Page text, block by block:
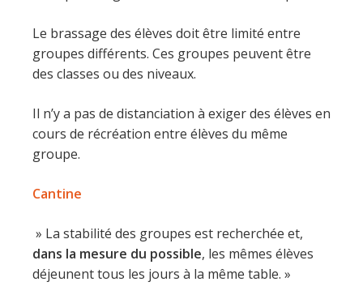
Le brassage des élèves doit être limité entre
groupes différents. Ces groupes peuvent être
des classes ou des niveaux.
Il n’y a pas de distanciation à exiger des élèves en
cours de récréation entre élèves du même
groupe.
Cantine
» La stabilité des groupes est recherchée et,
dans la mesure du possible, les mêmes élèves
déjeunent tous les jours à la même table. »